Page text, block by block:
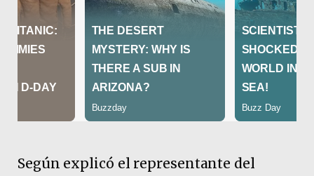
Según explicó el representante del